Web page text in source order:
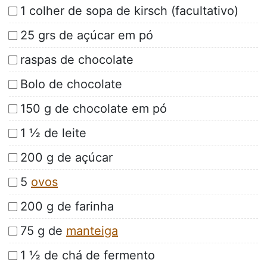
1 colher de sopa de kirsch (facultativo)
25 grs de açúcar em pó
raspas de chocolate
Bolo de chocolate
150 g de chocolate em pó
1 ½ de leite
200 g de açúcar
5 ovos
200 g de farinha
75 g de manteiga
1 ½ de chá de fermento